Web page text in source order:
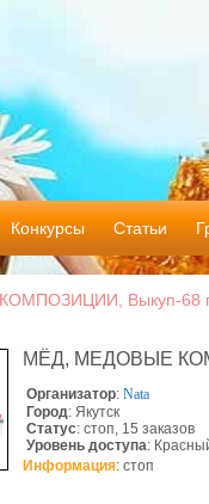
Конкурсы Статьи
Выкуп-68
МЁД, МЕДОВЫЕ
Организатор: Nata
Город: Якутск
Статус: стоп, 15 заказов
Уровень доступа:
Информация: стоп